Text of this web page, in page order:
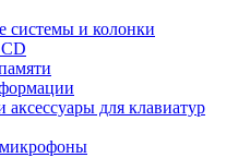
системы и колонки
для клавиатур